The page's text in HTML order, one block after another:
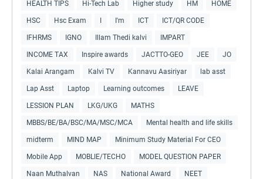
HEALTH TIPS Hi-Tech Lab Higher study HM HOME
HSC Hsc Exam I'm ICT ICT/QR CODE
IFHRMS IGNO Illam Thedi kalvi IMPART
INCOME TAX Inspire awards JACTTO-GEO JEE JO
Kalai Arangam Kalvi TV Kannavu Aasiriyar lab asst
Lap Asst Laptop Learning outcomes LEAVE
LESSION PLAN LKG/UKG MATHS
MBBS/BE/BA/BSC/MA/MSC/MCA Mental health and life skills
midterm MIND MAP Minimum Study Material For CEO
Mobile App MOBLIE/TECHO MODEL QUESTION PAPER
Naan Muthalvan NAS National Award NEET